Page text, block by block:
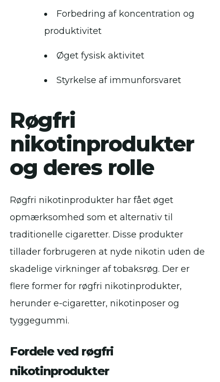
Forbedring af koncentration og
produktivitet
Øget fysisk aktivitet
Styrkelse af immunforsvaret
Røgfri
nikotinprodukter
og deres rolle
Røgfri nikotinprodukter har fået øget
opmærksomhed som et alternativ til
traditionelle cigaretter. Disse produkter
tillader forbrugeren at nyde nikotin uden de
skadelige virkninger af tobaksrøg. Der er
flere former for røgfri nikotinprodukter,
herunder e-cigaretter, nikotinposer og
tyggegummi.
Fordele ved røgfri
nikotinprodukter